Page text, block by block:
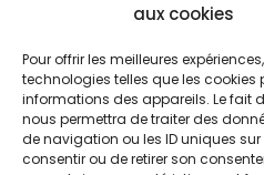
aux cookies
Pour offrir les meilleures
technologies telles que les
informations des appareils. Le fait
nous permettra de traiter des
de navigation ou les ID uniques sur
consentir ou de retirer son
Notre mission :
optimiser votre
environnement
professionnel
pour renforcer
À propos de
nous
Blog
Ressources
Contact
&